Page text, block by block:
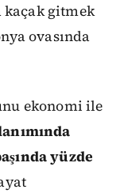
kaçak gitmek
ovasında
ekonomi ile
yüzde